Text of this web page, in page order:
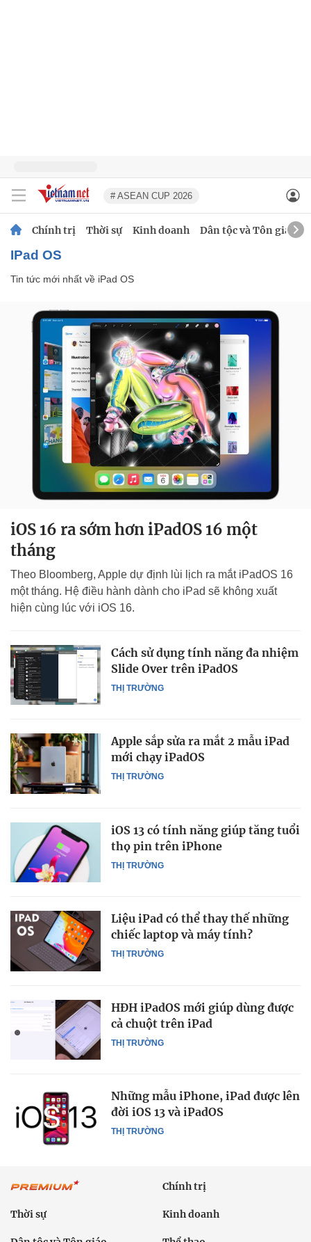
# ASEAN CUP 2026
Chính trị Thời sự Kinh doanh Dân tộc và Tôn giáo
iPad OS
Tin tức mới nhất về iPad OS
iOS 16 ra sớm hơn iPadOS 16 một
tháng
Theo Bloomberg, Apple dự định lùi lịch ra mắt iPadOS 16
một tháng. Hệ điều hành dành cho iPad sẽ không xuất
hiện cùng lúc với iOS 16.
THỊ TRƯỜNG
Cách sử dụng tính năng đa nhiệm
Slide Over trên iPadOS
THỊ TRƯỜNG
Apple sắp sửa ra mắt 2 mẫu iPad
mới chạy iPadOS
THỊ TRƯỜNG
iOS 13 có tính năng giúp tăng tuổi
thọ pin trên iPhone
THỊ TRƯỜNG
Liệu iPad có thể thay thế những
chiếc laptop và máy tính?
THỊ TRƯỜNG
HĐH iPadOS mới giúp dùng được
cả chuột trên iPad
THỊ TRƯỜNG
Những mẫu iPhone, iPad được lên
đời iOS 13 và iPadOS
Chính trị
Thời sự Kinh doanh